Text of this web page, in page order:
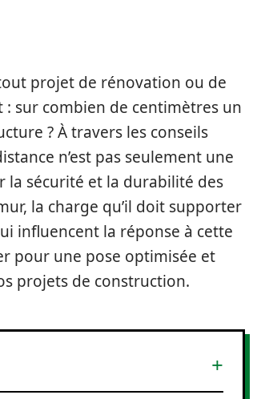
projet de rénovation ou de
sur combien de centimètres un
? À travers les conseils
n’est pas seulement une
la sécurité et la durabilité des
la charge qu’il doit supporter
influencent la réponse à cette
pour une pose optimisée et
projets de construction.